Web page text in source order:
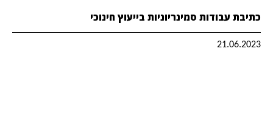
כתיבת עבודות סמינריוניות בייעוץ חינוכי
21.06.2023